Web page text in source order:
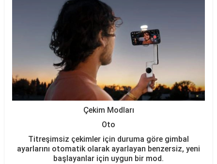
Çekim Modları
Oto
Titreşimsiz çekimler için duruma göre gimbal
ayarlarını otomatik olarak ayarlayan benzersiz, yeni
başlayanlar için uygun bir mod.